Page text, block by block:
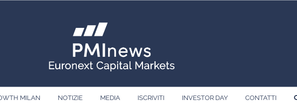
MILAN NOTIZIE MEDIA ISCRIVITI INVESTOR DAY CONTATTI